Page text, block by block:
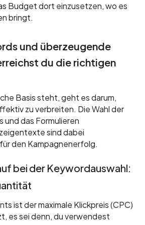
Budget dort einzusetzen, wo es
bringt.
und überzeugende
du die richtigen
Basis steht, geht es darum,
zu verbreiten. Die Wahl der
das Formulieren
sind dabei
den Kampagnenerfolg.
bei der Keywordauswahl:
ist der maximale Klickpreis (CPC)
es sei denn, du verwendest